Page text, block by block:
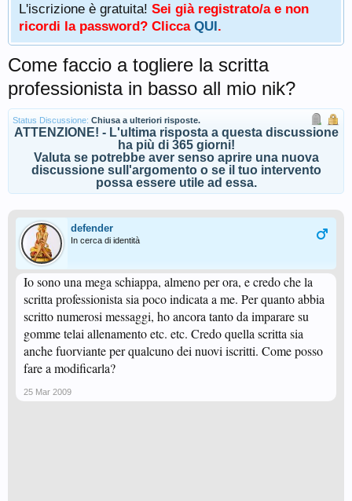
L'iscrizione è gratuita! Sei già registrato/a e non
ricordi la password? Clicca QUI.
Come faccio a togliere la scritta
professionista in basso all mio nik?
Status Discussione: Chiusa a ulteriori risposte.
ATTENZIONE! - L'ultima risposta a questa discussione
ha più di 365 giorni!
Valuta se potrebbe aver senso aprire una nuova
discussione sull'argomento o se il tuo intervento
possa essere utile ad essa.
defender
In cerca di identità
Io sono una mega schiappa, almeno per ora, e credo che la
scritta professionista sia poco indicata a me. Per quanto abbia
scritto numerosi messaggi, ho ancora tanto da imparare su
gomme telai allenamento etc. etc. Credo quella scritta sia
anche fuorviante per qualcuno dei nuovi iscritti. Come posso
fare a modificarla?
25 Mar 2009